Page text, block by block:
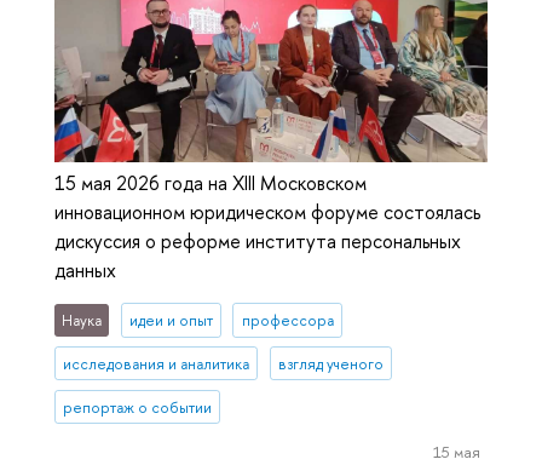
15 мая 2026 года на XIII Московском
инновационном юридическом форуме состоялась
дискуссия о реформе института персональных
данных
Наука идеи и опыт профессора
исследования и аналитика взгляд ученого
репортаж о событии
15 мая